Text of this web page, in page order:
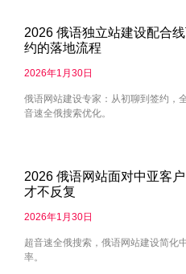
2026 俄语独立站建设配合
约的落地流程
2026年1月30日
俄语网站建设专家：从初聊到签约，
音速全俄搜索优化。
2026 俄语网站面对中亚客
才不反复
2026年1月30日
超音速全俄搜索，俄语网站建设简化
率。